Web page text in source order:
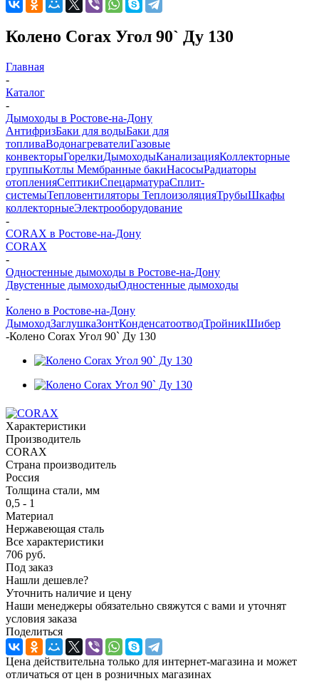
Колено Corax Угол 90` Ду 130
Главная
-
Каталог
-
Дымоходы в Ростове-на-Дону
АнтифризБаки для водыБаки для
топливаВодонагревателиГазовые
конвекторыГорелкиДымоходыКанализацияКоллекторные
группыКотлы Мембранные бакиНасосыРадиаторы
отопленияСептикиСпецарматураСплит-
системыТепловентиляторы ТеплоизоляцияТрубыШкафы
коллекторныеЭлектрооборудование
-
CORAX в Ростове-на-Дону
CORAX
-
Одностенные дымоходы в Ростове-на-Дону
Двустенные дымоходыОдностенные дымоходы
-
Колено в Ростове-на-Дону
ДымоходЗаглушкаЗонтКонденсатоотводТройникШибер
-Колено Corax Угол 90` Ду 130
Характеристики
Производитель
CORAX
Страна производитель
Россия
Толщина стали, мм
0,5 - 1
Материал
Нержавеющая сталь
Все характеристики
706 руб.
Под заказ
Нашли дешевле?
Уточнить наличие и цену
Наши менеджеры обязательно свяжутся с вами и уточнят
условия заказа
Поделиться
Цена действительна только для интернет-магазина и может
отличаться от цен в розничных магазинах